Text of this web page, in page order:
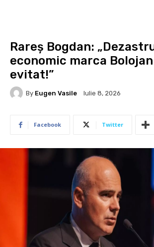
Rareș Bogdan:
economic marca
evitat!”
By Eugen Vasile Iulie 8, 2026
Facebook Twitter